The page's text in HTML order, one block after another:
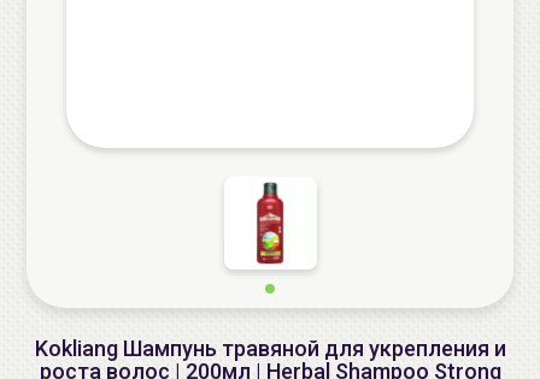
Kokliang Шампунь травяной для укрепления и
роста волос | 200мл | Herbal Shampoo Strong